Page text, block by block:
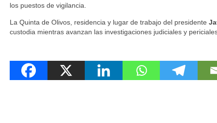
los puestos de vigilancia.
La Quinta de Olivos, residencia y lugar de trabajo del presidente
custodia mientras avanzan las investigaciones judiciales y